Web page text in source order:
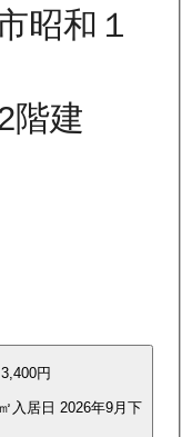
昭和１
階建
3,400円
㎡ 入居日 2026年9月下